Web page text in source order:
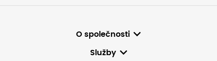
O společnosti
Služby